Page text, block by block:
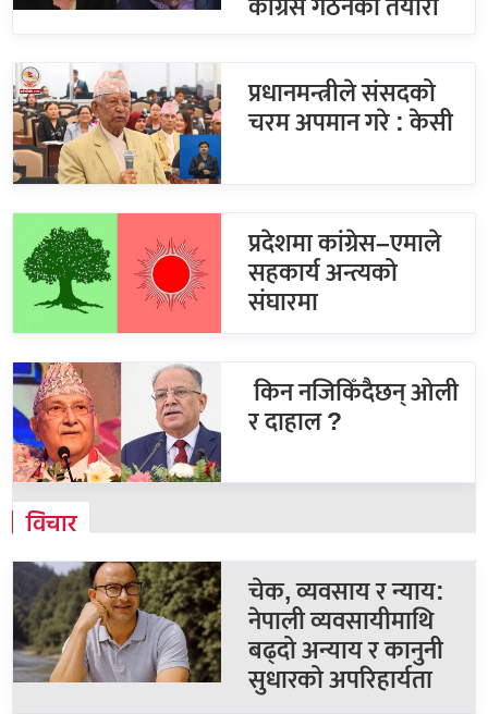
प्रधानमन्त्रीले संसदको
चरम अपमान गरे : केसी
प्रदेशमा कांग्रेस–एमाले
सहकार्य अन्त्यको
संघारमा
किन नजिकिँदैछन् ओली
र दाहाल ?
विचार
चेक, व्यवसाय र न्याय:
नेपाली व्यवसायीमाथि
बढ्दो अन्याय र कानुनी
सुधारको अपरिहार्यता